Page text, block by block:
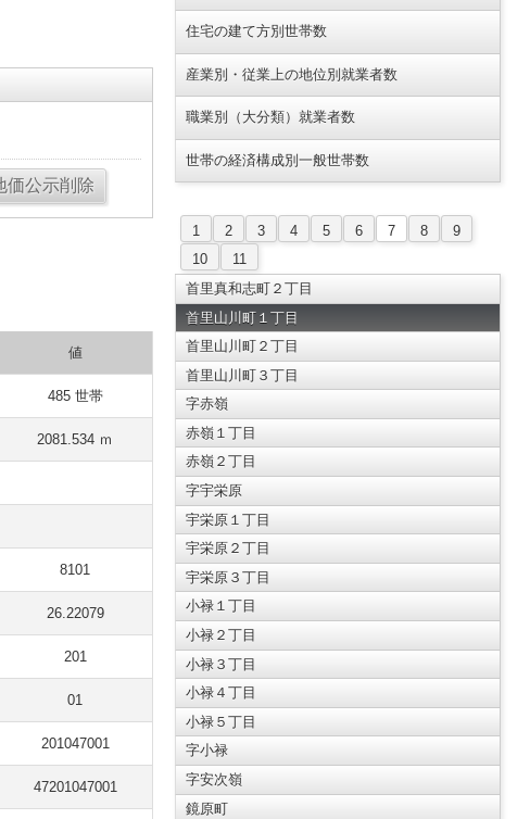
値
485 世帯
2081.534 ｍ
8101
26.22079
201
01
201047001
47201047001
住宅の建て方別世帯数
産業別・従業上の地位別就業者数
職業別（大分類）就業者数
世帯の経済構成別一般世帯数
1 2 3 4 5 6 7 8
9
10
11
首里真和志町２丁目
首里山川町１丁目
首里山川町２丁目
首里山川町３丁目
字赤嶺
赤嶺１丁目
赤嶺２丁目
字宇栄原
宇栄原１丁目
宇栄原２丁目
宇栄原３丁目
小禄１丁目
小禄２丁目
小禄３丁目
小禄４丁目
小禄５丁目
字小禄
字安次嶺
鏡原町